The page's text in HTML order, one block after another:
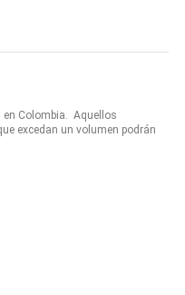
en Colombia. Aquellos
excedan un volumen podrán